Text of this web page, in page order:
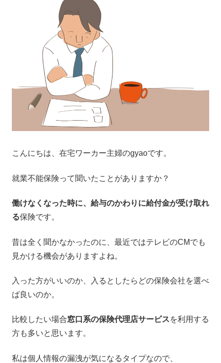
こんにちは、在宅ワーカー主婦のgyaoです。
就業不能保険って聞いたことがありますか？
働けなくなった時に、給与のかわりに給付金が受け取れ
る保険です。
昔は全く聞かなかったのに、最近ではテレビのCMでも
見かける機会がありますよね。
入った方がいいのか、入るとしたらどの保険会社を選べ
ば良いのか。
比較したい場合窓口系の保険代理店サービスを利用する
方も多いと思います。
私は個人情報の漏洩が気になるタイプなので、